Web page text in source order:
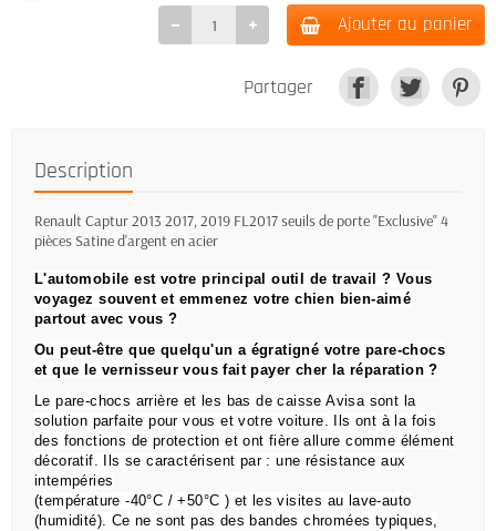
Ajouter au panier
Partager
Description
Renault Captur 2013 2017, 2019 FL2017 seuils de porte "Exclusive" 4
pièces Satine d'argent en acier
L'automobile est votre principal outil de travail ? Vous
voyagez souvent et emmenez votre chien bien-aimé
partout avec vous ?
Ou peut-être que quelqu'un a égratigné votre pare-chocs
et que le vernisseur vous fait payer cher la réparation ?
Le pare-chocs arrière et les bas de caisse Avisa sont la
solution parfaite pour vous et votre voiture. Ils ont à la fois
des fonctions de protection et ont fière allure comme élément
décoratif. Ils se caractérisent par : une résistance aux
intempéries
(température -40°C / +50°C ) et les visites au lave-auto
(humidité). Ce ne sont pas des bandes chromées typiques,